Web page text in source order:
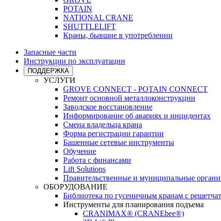
POTAIN
NATIONAL CRANE
SHUTTLELIFT
Краны, бывшие в употреблении
Запасные части
Инструкции по эксплуатации
ПОДДЕРЖКА
УСЛУГИ
GROVE CONNECT - POTAIN CONNECT
Ремонт основной металлоконструкции
Заводское восстановление
Информирование об авариях и инцидентах
Смена владельца крана
Форма регистрации гарантии
Башенные сетевые инструменты
Обучение
Работа с финансами
Lift Solutions
Правительственные и муниципальные
ОБОРУДОВАНИЕ
Библиотека по гусеничным кранам с
Инструменты для планирования подъема
CRANIMAX® (CRANEbee®)